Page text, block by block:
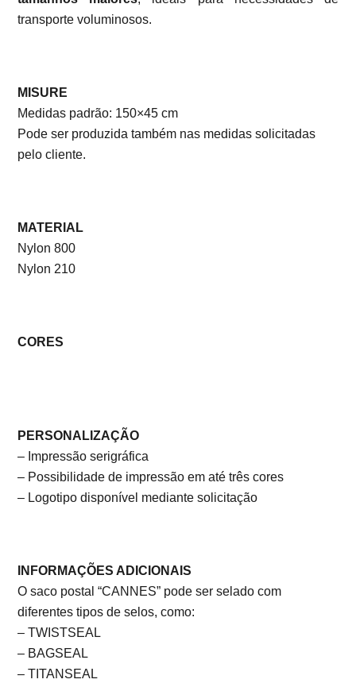
transporte voluminosos.
MISURE
Medidas padrão: 150×45 cm
Pode ser produzida também nas medidas solicitadas
pelo cliente.
MATERIAL
Nylon 800
Nylon 210
CORES
PERSONALIZAÇÃO
– Impressão serigráfica
– Possibilidade de impressão em até três cores
– Logotipo disponível mediante solicitação
INFORMAÇÕES ADICIONAIS
O saco postal “CANNES” pode ser selado com
diferentes tipos de selos, como:
– TWISTSEAL
– BAGSEAL
– TITANSEAL